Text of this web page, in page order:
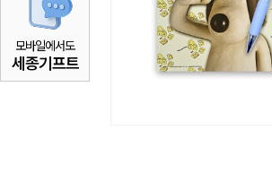
모바일에서도
세종기프트